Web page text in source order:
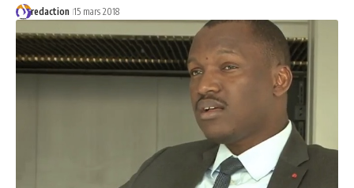
redaction 15 mars 2018